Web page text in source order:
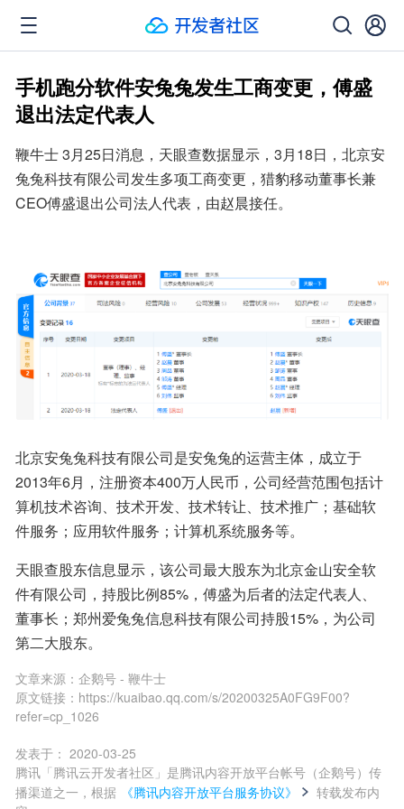
手机跑分软件安兔兔发生工商变更，傅盛
退出法定代表人
鞭牛士 3月25日消息，天眼查数据显示，3月18日，北京安
兔兔科技有限公司发生多项工商变更，猎豹移动董事长兼
CEO傅盛退出公司法人代表，由赵晨接任。
北京安兔兔科技有限公司是安兔兔的运营主体，成立于
2013年6月，注册资本400万人民币，公司经营范围包括计
算机技术咨询、技术开发、技术转让、技术推广；基础软
件服务；应用软件服务；计算机系统服务等。
天眼查股东信息显示，该公司最大股东为北京金山安全软
件有限公司，持股比例85%，傅盛为后者的法定代表人、
董事长；郑州爱兔兔信息科技有限公司持股15%，为公司
第二大股东。
文章来源： 企鹅号 - 鞭牛士
原文链接： https://kuaibao.qq.com/s/20200325A0FG9F00?
refer=cp_1026
发表于： 2020-03-25
腾讯「腾讯云开发者社区」是腾讯内容开放平台帐号（企鹅号）传
播渠道之一，根据
《腾讯内容开放平台服务协议》
转载发布内